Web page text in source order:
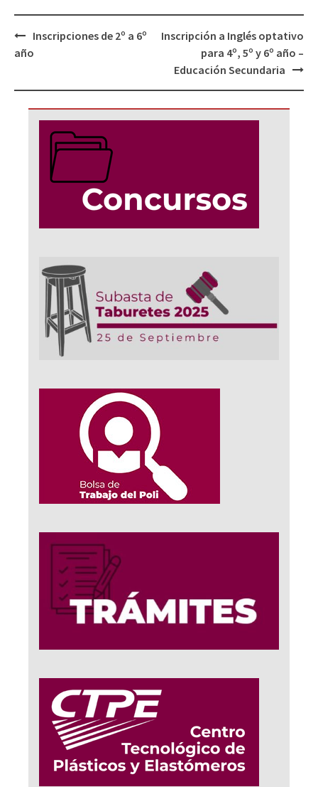
Navegación
de
Inscripciones de 2º a 6º
año
Inscripción a Inglés optativo
para 4º, 5º y 6º año –
Educación Secundaria